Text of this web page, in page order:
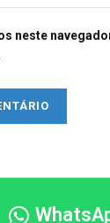
neste